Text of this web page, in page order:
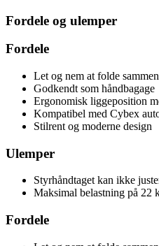
Fordele og ulemper
Fordele
Let og nem at folde sammen
Godkendt som håndbagage
Ergonomisk liggeposition
Kompatibel med Cybex
Stilrent og moderne design
Ulemper
Styrhåndtaget kan ikke
Maksimal belastning på 22
Fordele